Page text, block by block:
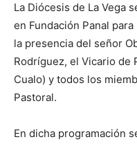
La Diócesis de La Vega
en Fundación Panal
la presencia del señor
Rodrí­guez, el Vicario de
Cualo) y todos los
Pastoral.
En dicha programación